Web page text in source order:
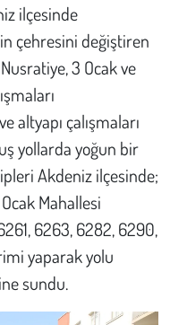
ilçesinde
çehresini değiştiren
3 Ocak ve
altyapı çalışmaları
yollarda yoğun bir
Akdeniz ilçesinde;
Mahallesi
6263, 6282, 6290,
yaparak yolu
sundu.